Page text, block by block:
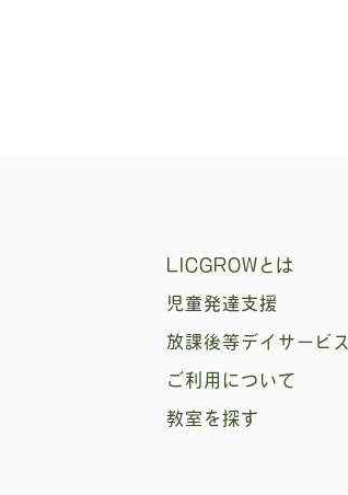
LICGROWとは
児童発達支援
放課後等デイサービス
ご利用について
教室を探す